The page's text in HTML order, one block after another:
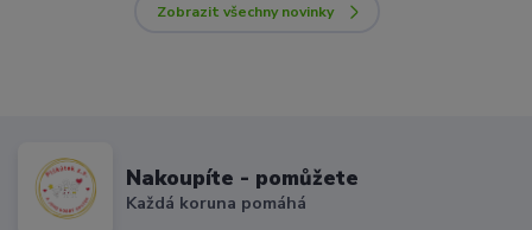
Zobrazit všechny novinky
Nakoupíte - pomůžete
Každá koruna pomáhá